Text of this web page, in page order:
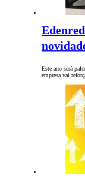
Este ano será
empresa vai